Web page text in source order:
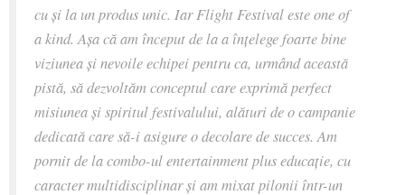
cu și la un produs unic. Iar Flight Festival este one of
a kind. Așa că am început de la a înțelege foarte bine
viziunea și nevoile echipei pentru ca, urmând această
pistă, să dezvoltăm conceptul care exprimă perfect
misiunea și spiritul festivalului, alături de o campanie
dedicată care să-i asigure o decolare de succes. Am
pornit de la combo-ul entertainment plus educație, cu
caracter multidisciplinar și am mixat pilonii într-un